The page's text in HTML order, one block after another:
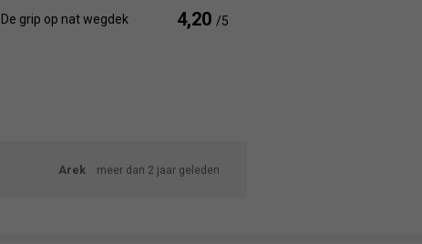
De grip op nat wegdek 4,20 /5
Arek meer dan 2 jaar geleden